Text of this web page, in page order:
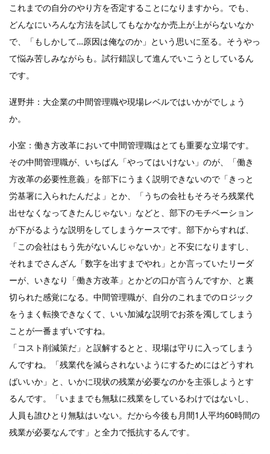
これまでの自分のやり方を否定することになりますから。でも、
どんなにいろんな方法を試してもなかなか売上が上がらないなか
で、「もしかして…原因は俺なのか」という思いに至る。そうやっ
て悩み苦しみながらも。試行錯誤して進んでいこうとしているん
です。
遅野井：大企業の中間管理職や現場レベルではいかがでしょう
か。
小室：働き方改革において中間管理職はとても重要な立場です。
その中間管理職が、いちばん「やってはいけない」のが、「働き
方改革の必要性意義」を部下にうまく説明できないので「きっと
労基署に入られたんだよ」とか、「うちの会社もそろそろ残業代
出せなくなってきたんじゃない」などと、部下のモチベーション
が下がるような説明をしてしまうケースです。部下からすれば、
「この会社はもう先がないんじゃないか」と不安になりますし、
それまでさんざん「数字を出すまでやれ」とか言っていたリーダ
ーが、いきなり「働き方改革」とかどの口が言うんですか、と裏
切られた感覚になる。中間管理職が、自分のこれまでのロジック
をうまく転換できなくて、いい加減な説明でお茶を濁してしまう
ことが一番まずいですね。
「コスト削減策だ」と誤解するとと、現場は守りに入ってしまう
んですね。「残業代を減らされないようにするためにはどうすれ
ばいいか」と、いかに現状の残業が必要なのかを主張しようとす
るんです。「いままでも無駄に残業をしているわけではないし、
人員も誰ひとり無駄はいない。だから今後も月間1人平均60時間の
残業が必要なんです」と全力で抵抗するんです。